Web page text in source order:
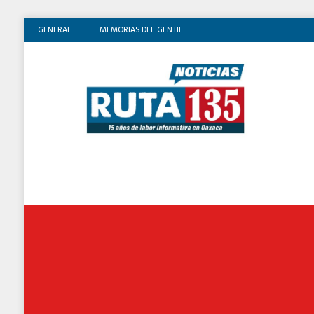
GENERAL MEMORIAS DEL GENTIL